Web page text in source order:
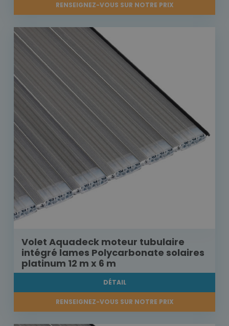
RENSEIGNEZ-VOUS SUR NOTRE PRIX
Volet Aquadeck moteur tubulaire
intégré lames Polycarbonate solaires
platinum 12 m x 6 m
DÉTAIL
RENSEIGNEZ-VOUS SUR NOTRE PRIX